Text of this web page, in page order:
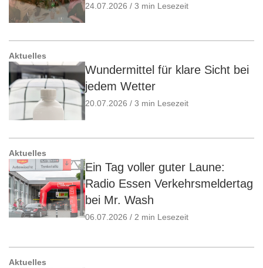
24.07.2026 / 3 min Lesezeit
Aktuelles
Wundermittel für klare Sicht bei
jedem Wetter
20.07.2026 / 3 min Lesezeit
Aktuelles
Ein Tag voller guter Laune:
Radio Essen Verkehrsmeldertag
bei Mr. Wash
06.07.2026 / 2 min Lesezeit
Aktuelles